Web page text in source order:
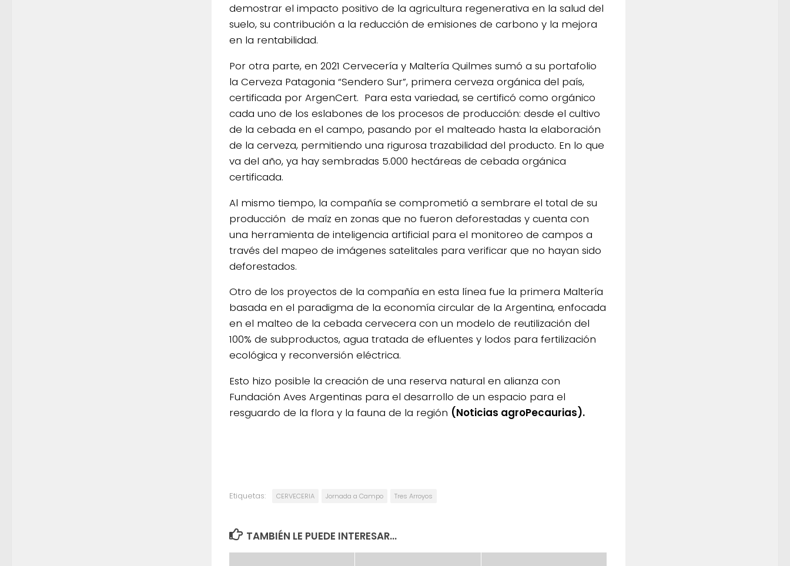
demostrar el impacto positivo de la agricultura regenerativa en la salud del
suelo, su contribución a la reducción de emisiones de carbono y la mejora
en la rentabilidad.
Por otra parte, en 2021 Cervecería y Maltería Quilmes sumó a su portafolio
la Cerveza Patagonia “Sendero Sur”, primera cerveza orgánica del país,
certificada por ArgenCert. Para esta variedad, se certificó como orgánico
cada uno de los eslabones de los procesos de producción: desde el cultivo
de la cebada en el campo, pasando por el malteado hasta la elaboración
de la cerveza, permitiendo una rigurosa trazabilidad del producto. En lo que
va del año, ya hay sembradas 5.000 hectáreas de cebada orgánica
certificada.
Al mismo tiempo, la compañía se comprometió a sembrare el total de su
producción de maíz en zonas que no fueron deforestadas y cuenta con
una herramienta de inteligencia artificial para el monitoreo de campos a
través del mapeo de imágenes satelitales para verificar que no hayan sido
deforestados.
Otro de los proyectos de la compañía en esta línea fue la primera Maltería
basada en el paradigma de la economía circular de la Argentina, enfocada
en el malteo de la cebada cervecera con un modelo de reutilización del
100% de subproductos, agua tratada de efluentes y lodos para fertilización
ecológica y reconversión eléctrica.
Esto hizo posible la creación de una reserva natural en alianza con
Fundación Aves Argentinas para el desarrollo de un espacio para el
resguardo de la flora y la fauna de la región (Noticias agroPecaurias).
Etiquetas: CERVECERIA Jornada a Campo Tres Arroyos
TAMBIÉN LE PUEDE INTERESAR...